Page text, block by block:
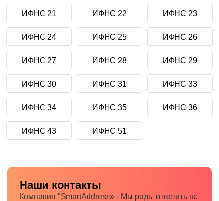
ИФНС 21 ИФНС 22 ИФНС 23
ИФНС 24 ИФНС 25 ИФНС 26
ИФНС 27 ИФНС 28 ИФНС 29
ИФНС 30 ИФНС 31 ИФНС 33
ИФНС 34 ИФНС 35 ИФНС 36
ИФНС 43 ИФНС 51
Наши контакты
Компания "SmartAddress» - Мы рады ответить на